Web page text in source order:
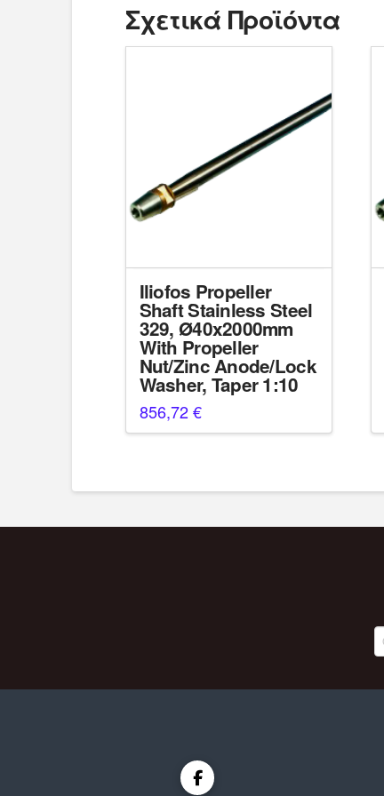
Σχετικά Προϊόντα
Iliofos Propeller
Shaft Stainless Steel
329, Ø40x2000mm
With Propeller
Nut/Zinc Anode/Lock
Washer, Taper 1:10
856,72€